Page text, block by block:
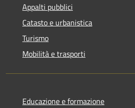
Appalti pubblici
Catasto e urbanistica
Turismo
Mobilità e trasporti
Educazione e formazione